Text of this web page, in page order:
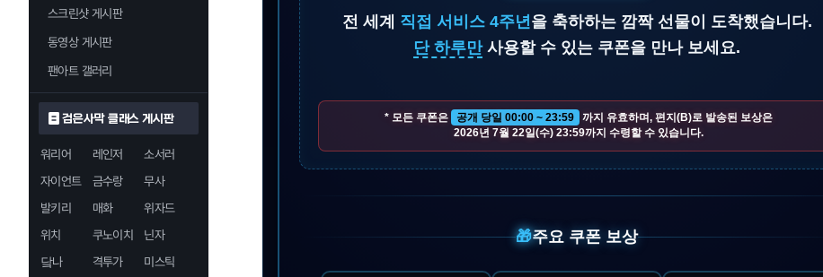
스크린샷 게시판
동영상 게시판
팬아트 갤러리
검은사막 클래스 게시판
워리어 레인저
소서러
자이언트
금수랑
무사
발키리
매화
위자드
위치
쿠노이치
닌자
닼나
격투가
미스틱
전 세계 직접 서비스 4주년 을 축하하는 깜짝 선물이 도착했습니다.
단 하루만사용할 수 있는 쿠폰을 만나 보세요.
* 모든 쿠폰은 공개 당일 00:00 ~ 23:59
까지 유효하며, 편지(B)로 발송된 보상은
2026년 7월 22일(수) 23:59까지 수령할 수 있습니다.
🎁주요 쿠폰 보상